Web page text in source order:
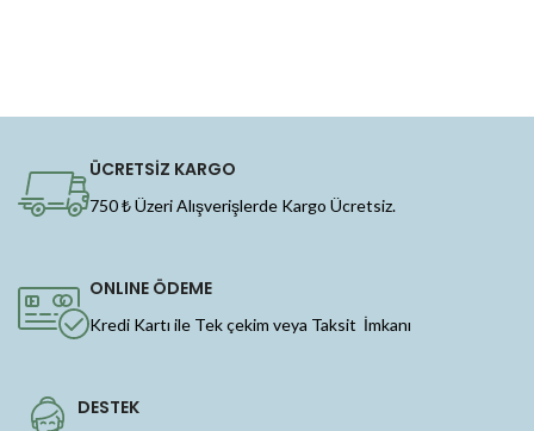
ÜCRETSİZ KARGO
750 ₺ Üzeri Alışverişlerde Kargo Ücretsiz.
ONLINE ÖDEME
Kredi Kartı ile Tek çekim veya Taksit İmkanı
DESTEK